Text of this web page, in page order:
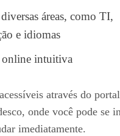
áreas, como TI,
e idiomas
online intuitiva
através do
onde você pode se
imediatamente.